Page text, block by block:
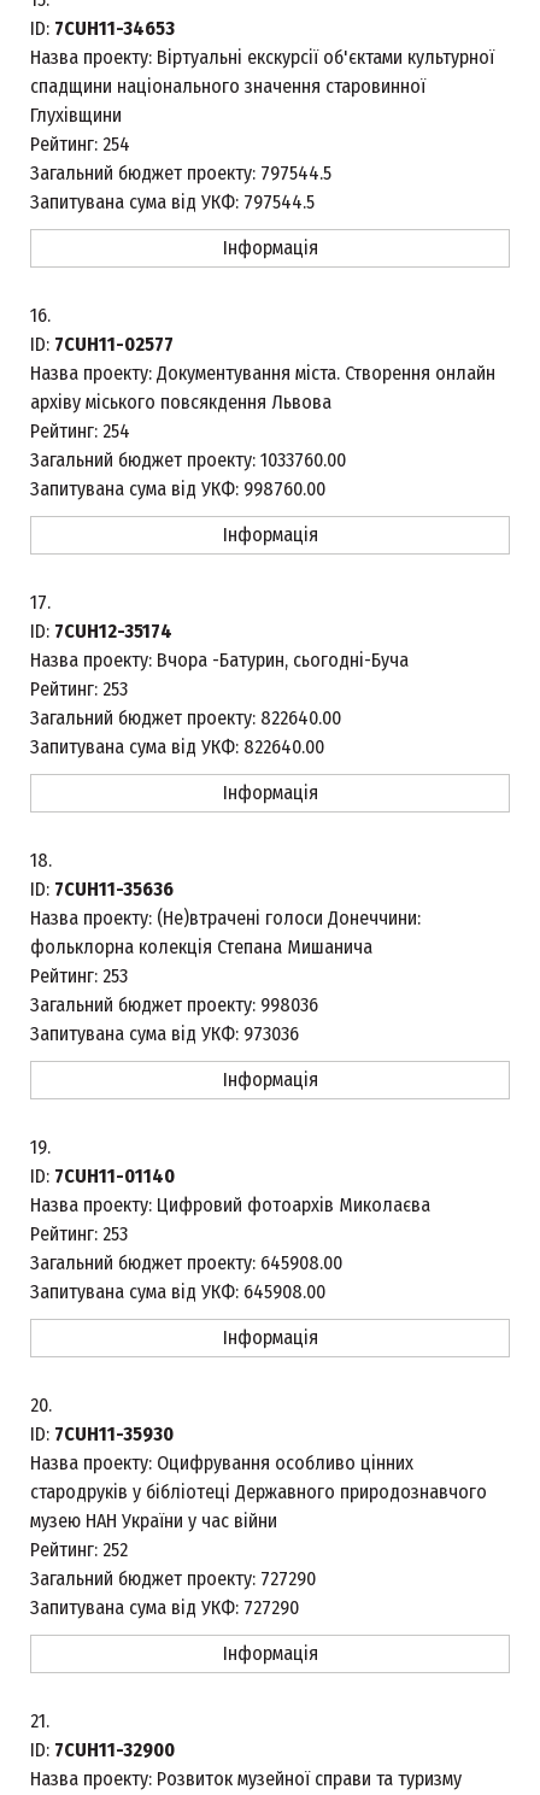
ID: 7CUH11-34653
Назва проекту: Віртуальні екскурсії об'єктами культурної
спадщини національного значення старовинної
Глухівщини
Рейтинг: 254
Загальний бюджет проекту: 797544.5
Запитувана сума від УКФ: 797544.5
Інформація
16.
ID: 7CUH11-02577
Назва проекту: Документування міста. Створення онлайн
архіву міського повсякдення Львова
Рейтинг: 254
Загальний бюджет проекту: 1033760.00
Запитувана сума від УКФ: 998760.00
Інформація
17.
ID: 7CUH12-35174
Назва проекту: Вчора -Батурин, сьогодні-Буча
Рейтинг: 253
Загальний бюджет проекту: 822640.00
Запитувана сума від УКФ: 822640.00
Інформація
18.
ID: 7CUH11-35636
Назва проекту: (Не)втрачені голоси Донеччини:
фольклорна колекція Степана Мишанича
Рейтинг: 253
Загальний бюджет проекту: 998036
Запитувана сума від УКФ: 973036
Інформація
19.
ID: 7CUH11-01140
Назва проекту: Цифровий фотоархів Миколаєва
Рейтинг: 253
Загальний бюджет проекту: 645908.00
Запитувана сума від УКФ: 645908.00
Інформація
20.
ID: 7CUH11-35930
Назва проекту: Оцифрування особливо цінних
стародруків у бібліотеці Державного природознавчого
музею НАН України у час війни
Рейтинг: 252
Загальний бюджет проекту: 727290
Запитувана сума від УКФ: 727290
Інформація
21.
ID: 7CUH11-32900
Назва проекту: Розвиток музейної справи та туризму